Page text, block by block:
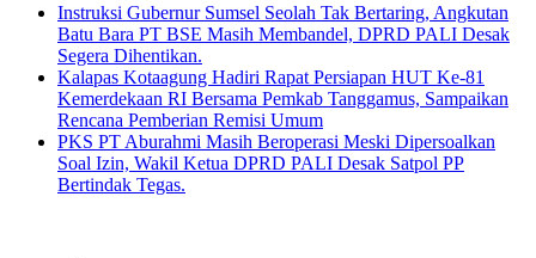
Instruksi Gubernur Sumsel Seolah Tak Bertaring, Angkutan
Batu Bara PT BSE Masih Membandel, DPRD PALI Desak
Segera Dihentikan.
Kalapas Kotaagung Hadiri Rapat Persiapan HUT Ke-81
Kemerdekaan RI Bersama Pemkab Tanggamus, Sampaikan
Rencana Pemberian Remisi Umum
PKS PT Aburahmi Masih Beroperasi Meski Dipersoalkan
Soal Izin, Wakil Ketua DPRD PALI Desak Satpol PP
Bertindak Tegas.